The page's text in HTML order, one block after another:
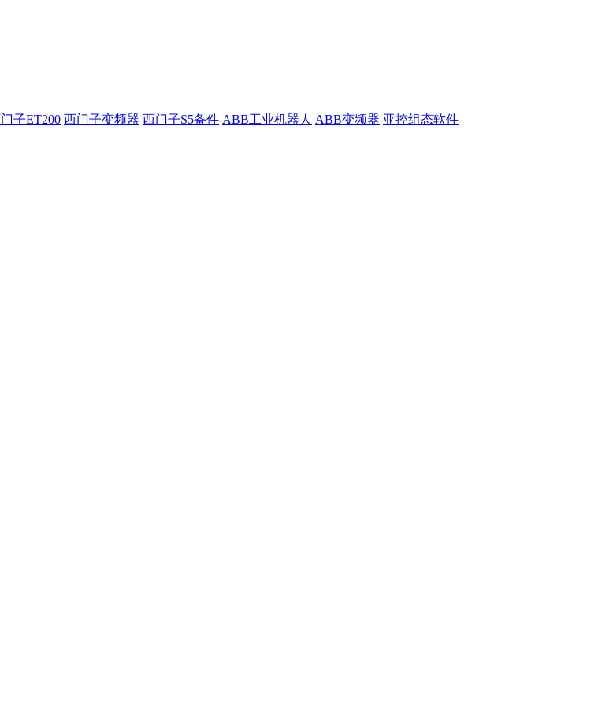
子ET200 西门子变频器 西门子S5备件 ABB工业机器人 ABB变频器 亚控组态软件